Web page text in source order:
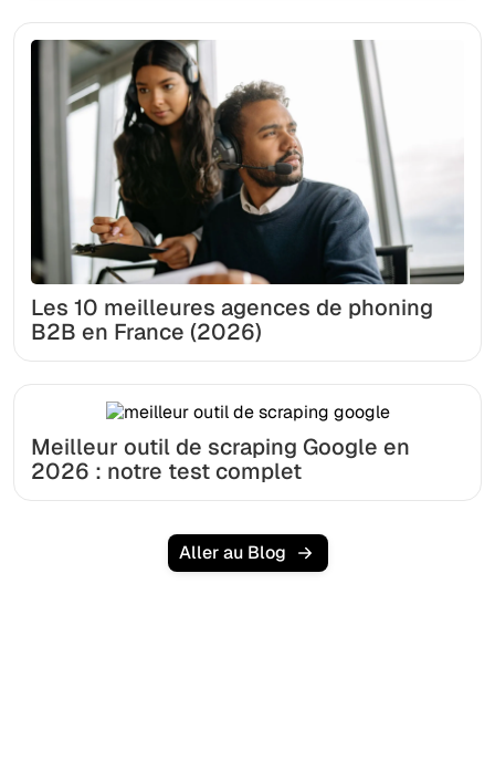
Les 10 meilleures agences de phoning
B2B en France (2026)
Meilleur outil de scraping Google en
2026 : notre test complet
Aller au Blog